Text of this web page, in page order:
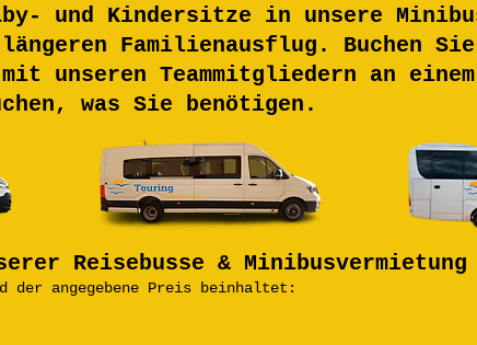
und Kindersitze in unsere
Familienausflug. Buchen
unseren Teammitgliedern an
was Sie benötigen.
Reisebusse &
der angegebene Preis beinhaltet: